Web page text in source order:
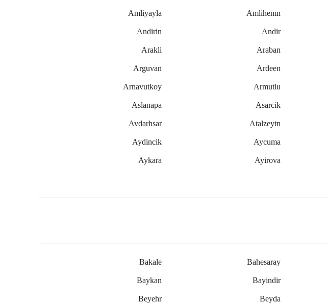
Amlihemn
Amliyayla
Andir
Andirin
Araban
Arakli
Ardeen
Arguvan
Armutlu
Arnavutkoy
Asarcik
Aslanapa
Atalzeytn
Avdarhsar
Aycuma
Aydincik
Ayirova
Aykara
Bahesaray
Bakale
Bayindir
Baykan
Beyda
Beyehr